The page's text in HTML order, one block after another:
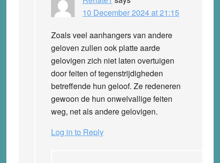
10 December 2024 at 21:15
Zoals veel aanhangers van andere
geloven zullen ook platte aarde
gelovigen zich niet laten overtuigen
door feiten of tegenstrijdigheden
betreffende hun geloof. Ze redeneren
gewoon de hun onwelvallige feiten
weg, net als andere gelovigen.
Log in to Reply